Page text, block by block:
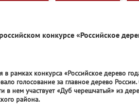
конкурсе «Российское
в рамках конкурса «Российское дерево
голосование за главное дерево
в нем участвует «Дуб черешчатый» из
района.